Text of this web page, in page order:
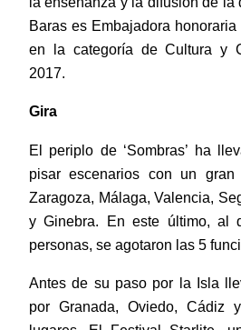
Baras es Embajadora
en la categoría de Cultura y
2017.
Gira
El periplo de ‘Sombras’ ha
pisar escenarios con un gran
Zaragoza, Málaga, Valencia,
y Ginebra. En este último, al
personas, se agotaron las 5
Antes de su paso por la Isla
por Granada, Oviedo, Cádiz